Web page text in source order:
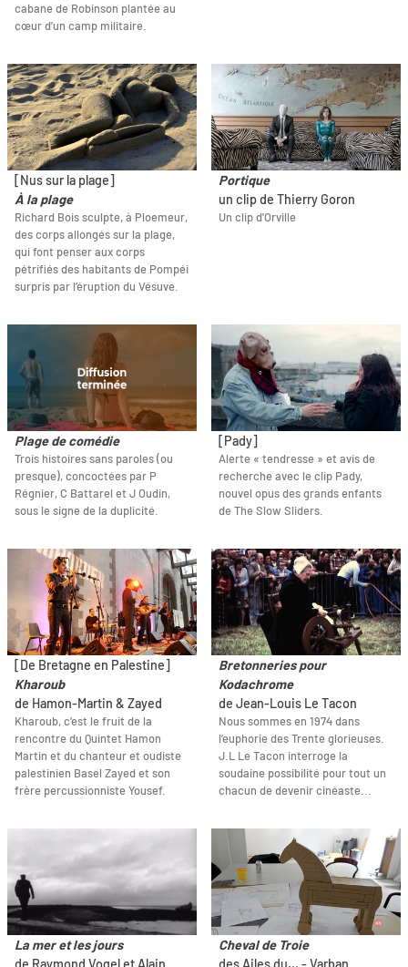
cabane de Robinson plantée au
cœur d’un camp militaire.
[Nus sur la plage]
À la plage
Richard Bois sculpte, à Ploemeur,
des corps allongés sur la plage,
qui font penser aux corps
pétrifiés des habitants de Pompéi
surpris par l’éruption du Vésuve.
Portique
un clip de Thierry Goron
Un clip d'Orville
Plage de comédie
Trois histoires sans paroles (ou
presque), concoctées par P
Régnier, C Battarel et J Oudin,
sous le signe de la duplicité.
[Pady]
Alerte « tendresse » et avis de
recherche avec le clip Pady,
nouvel opus des grands enfants
de The Slow Sliders.
[De Bretagne en Palestine]
Kharoub
de Hamon-Martin & Zayed
Kharoub, c’est le fruit de la
rencontre du Quintet Hamon
Martin et du chanteur et oudiste
palestinien Basel Zayed et son
frère percussionniste Yousef.
Bretonneries pour
Kodachrome
de Jean-Louis Le Tacon
Nous sommes en 1974 dans
l’euphorie des Trente glorieuses.
J.L Le Tacon interroge la
soudaine possibilité pour tout un
chacun de devenir cinéaste...
La mer et les jours
Cheval de Troie